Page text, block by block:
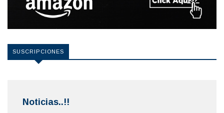
SUSCRIPCIONES
Noticias..!!